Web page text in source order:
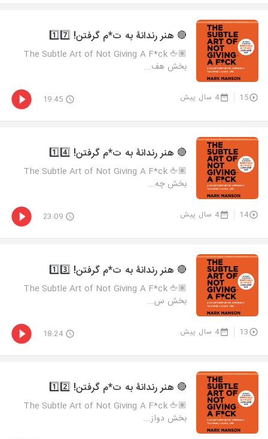
🔴 هنر رندانۀ به ت*م گرفتن! 1️⃣7️⃣
🖕🏽 The Subtle Art of Not Giving A F*ck
بخش هف...
15 4 سال پیش 19:45
🔴 هنر رندانۀ به ت*م گرفتن! 1️⃣4️⃣
🖕🏽 The Subtle Art of Not Giving A F*ck
بخش چه...
14 4 سال پیش 23:09
🔴 هنر رندانۀ به ت*م گرفتن! 1️⃣3️⃣
🖕🏽 The Subtle Art of Not Giving A F*ck
بخش س...
13 4 سال پیش 18:24
🔴 هنر رندانۀ به ت*م گرفتن! 1️⃣2️⃣
🖕🏽 The Subtle Art of Not Giving A F*ck
بخش دواز...